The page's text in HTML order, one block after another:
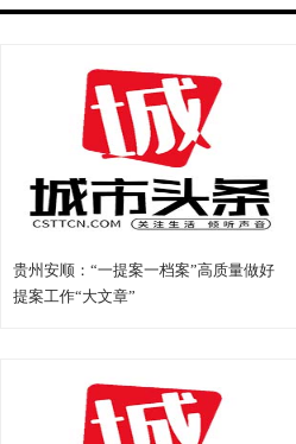
贵州安顺：“一提案一档案”高质量做好
提案工作“大文章”